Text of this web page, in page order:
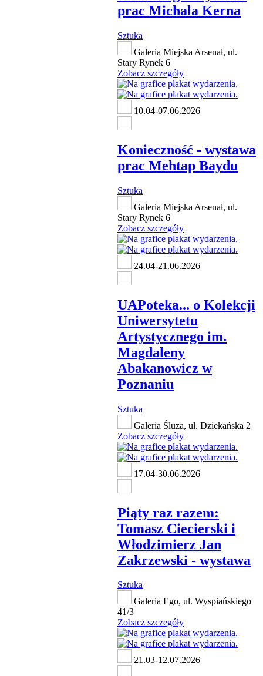
prac Michala Kerna
Sztuka
Galeria Miejska Arsenał, ul.
Stary Rynek 6
Zobacz szczegóły
10.04-07.06.2026
Konieczność - wystawa
prac Mehtap Baydu
Sztuka
Galeria Miejska Arsenał, ul.
Stary Rynek 6
Zobacz szczegóły
24.04-21.06.2026
UAPoteka... o Kolekcji
Uniwersytetu
Artystycznego im.
Magdaleny
Abakanowicz w
Poznaniu
Sztuka
Galeria Śluza, ul. Dziekańska 2
Zobacz szczegóły
17.04-30.06.2026
Piąty raz razem:
Tomasz Ciecierski i
Włodzimierz Jan
Zakrzewski - wystawa
Sztuka
Galeria Ego, ul. Wyspiańskiego
41/3
Zobacz szczegóły
21.03-12.07.2026